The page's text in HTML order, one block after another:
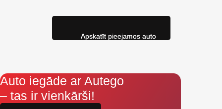
Auto iegāde ar Autego
– tas ir vienkārši!